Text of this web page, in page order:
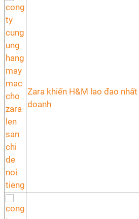
Zara khiến H&M lao đao
doanh